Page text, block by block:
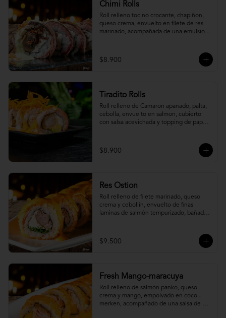
Chimi Rolls
Roll relleno tocino crocante, chapiñon,
queso crema, envuelto en filete de res
marinado, acompañada de una emulsion
$8.900
Tiradito Rolls
Roll relleno de Camaron apanado, palta,
cebolla, envuelto en salmon, cubierto
con salsa acevichada y topping de papa
$8.900
Res Ostion
Roll relleno de filete marinado, queso
crema y cebollín, envuelto de finas
laminas de salmón tempurizado, bañada
$9.500
Fresh Mango-maracuya
Roll relleno de salmón panko, queso
crema y mango, empolvado en coco -
merken, acompañado de una salsa de